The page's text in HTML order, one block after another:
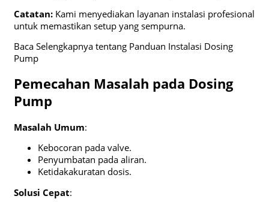
Catatan:Kami menyediakan layanan instalasi profesional
untuk memastikan setup yang sempurna.
Baca Selengkapnya tentang Panduan Instalasi Dosing
Pump
Pemecahan Masalah pada Dosing
Pump
Masalah Umum:
Kebocoran pada valve.
Penyumbatan pada aliran.
Ketidakakuratan dosis.
Solusi Cepat: